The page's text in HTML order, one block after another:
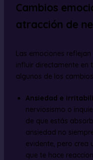
Cambios
atracción de
Las emociones
influir directamente en
algunos de los
Ansiedad e
nerviosismo o
de que estás
ansiedad no
evidente, pero crea
que te hace